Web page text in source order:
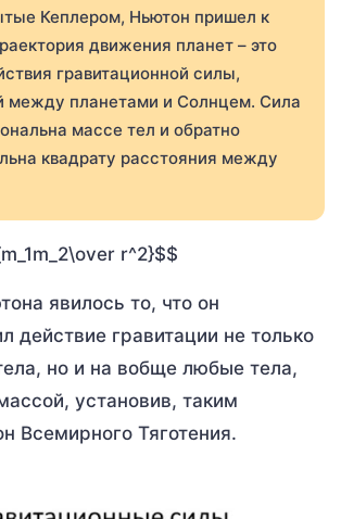
Кеплером, Ньютон пришел к
движения планет – это
гравитационной силы,
между планетами и Солнцем. Сила
массе тел и обратно
квадрату расстояния между
r^2}$$
явилось то, что он
действие гравитации не только
но и на вобще любые тела,
установив, таким
Всемирного Тяготения.